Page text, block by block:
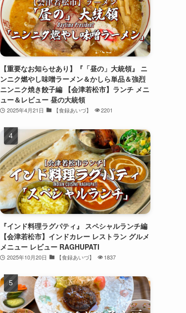
【重要なお知らせあり】『「昼の」大統領』 ニ
ンニク燃やし味噌ラーメン＆かしら単品＆強烈
ニンニク焼き餃子編 【会津若松市】ランチ メニ
ュー＆レビュー 昼の大統領
2025年4月21日 【食録あいづ】 2201
『インド料理ラグパティ』 スペシャルランチ編
【会津若松市】インドカレー レストラン グルメ
メニュー レビュー RAGHUPATI
2025年10月20日 【食録あいづ】 1837